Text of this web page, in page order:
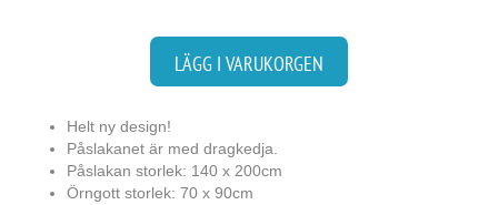
LÄGG I VARUKORGEN
Helt ny design!
Påslakanet är med dragkedja.
Påslakan storlek: 140 x 200cm
Örngott storlek: 70 x 90cm